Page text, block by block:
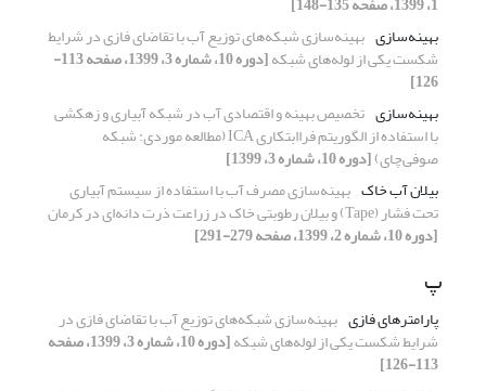
بهینه‌سازی بهینه‌سازی شبکه‌های توزیع آب با تقاضای فازی در شرایط
شکست یکی از لوله‌های شبکه [دوره 10، شماره 3، 1399، صفحه 113-
126]
بهینه‌سازی تخصیص بهینه و اقتصادی آب در شبکه آبیاری و زهکشی
با استفاده از الگوریتم فراابتکاری ICA (مطالعه موردی: شبکه
صوفی‌چای)[دوره 10، شماره 3، 1399]
بیلان‌ آب ‌خاک بهینه‌سازی مصرف آب با استفاده از سیستم آبیاری
تحت فشار (Tape) و بیلان رطوبتی خاک در زراعت ذرت دانه‌ای در کرمان
[دوره 10، شماره 2، 1399، صفحه 279-291]
پ
پارامترهای فازی بهینه‌سازی شبکه‌های توزیع آب با تقاضای فازی در
شرایط شکست یکی از لوله‌های شبکه [دوره 10، شماره 3، 1399، صفحه
113-126]